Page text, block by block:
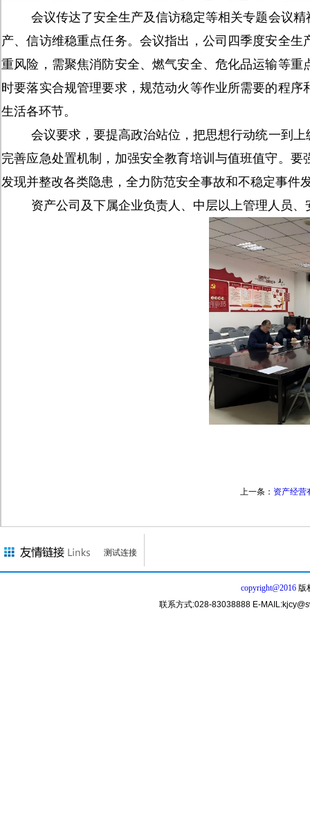
会议传达了安全生产及信访稳定等相关专题会议
产、信访维稳重点任务。会议指出，公司四季度安全
重风险，需聚焦消防安全、燃气安全、危化品运输等
时要落实合规管理要求，规范动火等作业所需要的程
生活各环节。
会议要求，要提高政治站位，把思想行动统一到
完善应急处置机制，加强安全教育培训与值班值守。
发现并整改各类隐患，全力防范安全事故和不稳定事件
资产公司及下属企业负责人、中层以上管理人员
上一条： 资产经营
测试连接
copyright@2016 版
联系方式:028-83038888 E-